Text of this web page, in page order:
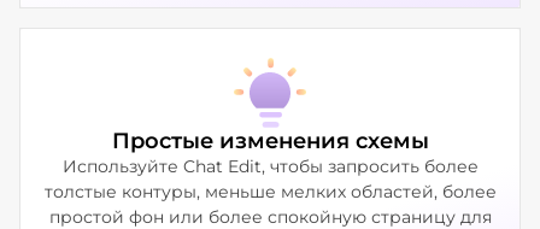
Простые изменения схемы
Используйте Chat Edit, чтобы запросить более
толстые контуры, меньше мелких областей, более
простой фон или более спокойную страницу для